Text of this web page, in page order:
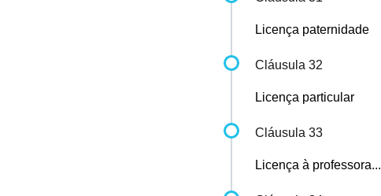
Licença paternidade
Cláusula 32
Licença particular
Cláusula 33
Licença à professora...